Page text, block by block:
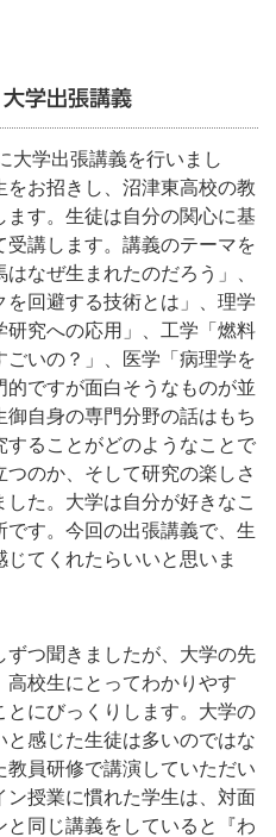
学出張講義
学出張講義を行いまし
お招きし、沼津東高校の教
す。生徒は自分の関心に基
講します。講義のテーマを
なぜ生まれたのだろう」、
回避する技術とは」、理学
研究への応用」、工学「燃料
いの？」、医学「病理学を
ですが面白そうなものが並
自身の専門分野の話はもち
ることがどのようなことで
のか、そして研究の楽しさ
た。大学は自分が好きなこ
す。今回の出張講義で、生
てくれたらいいと思いま
つ聞きましたが、大学の先
校生にとってわかりやす
とにびっくりします。大学の
感じた生徒は多いのではな
員研修で講演していただい
授業に慣れた学生は、対面
同じ講義をしていると『わ